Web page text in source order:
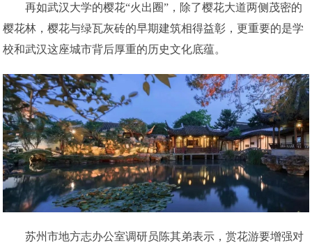
再如武汉大学的樱花“火出圈”，除了樱花大道两侧茂密的
樱花林，樱花与绿瓦灰砖的早期建筑相得益彰，更重要的是学
校和武汉这座城市背后厚重的历史文化底蕴。
苏州市地方志办公室调研员陈其弟表示，赏花游要增强对